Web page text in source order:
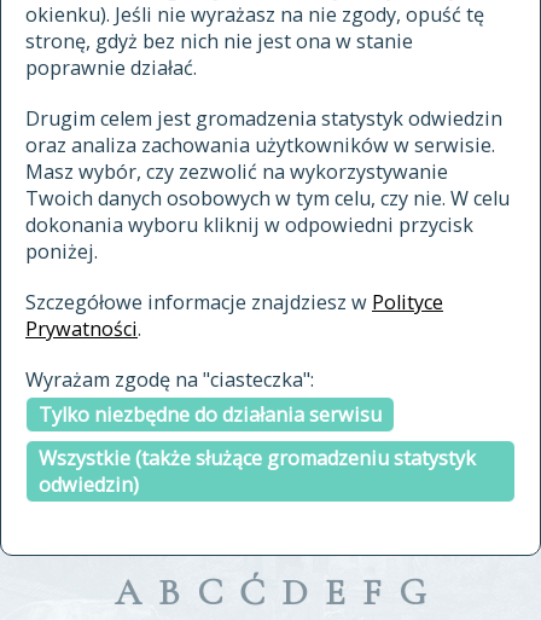
okienku). Jeśli nie wyrażasz na nie zgody, opuść tę
stronę, gdyż bez nich nie jest ona w stanie
poprawnie działać.
Drugim celem jest gromadzenia statystyk odwiedzin
oraz analiza zachowania użytkowników w serwisie.
Masz wybór, czy zezwolić na wykorzystywanie
Twoich danych osobowych w tym celu, czy nie. W celu
dokonania wyboru kliknij w odpowiedni przycisk
poniżej.
Szczegółowe informacje znajdziesz w Polityce
Prywatności.
Wyrażam zgodę na "ciasteczka":
Tylko niezbędne do działania serwisu
Wszystkie (także służące gromadzeniu statystyk
odwiedzin)
najnowsze hasła
ostatnio zmodyfikowane hasła
materiały archiwalne
cytowanie
kontakt
zaczynające się od
indeksie
a fronte
a tergo
A B C Ć D E F G